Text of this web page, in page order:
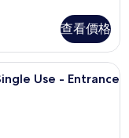
查看價格
用品、吹風機、浴袍、拖鞋
Use - Entrance